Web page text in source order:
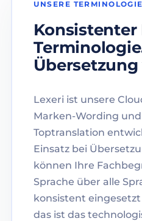
UNSERE
Konsistenter
Lexeri ist unsere
Marken-Wording
Toptranslation
Einsatz bei
können Ihre
Sprache über alle
konsistent
das ist das